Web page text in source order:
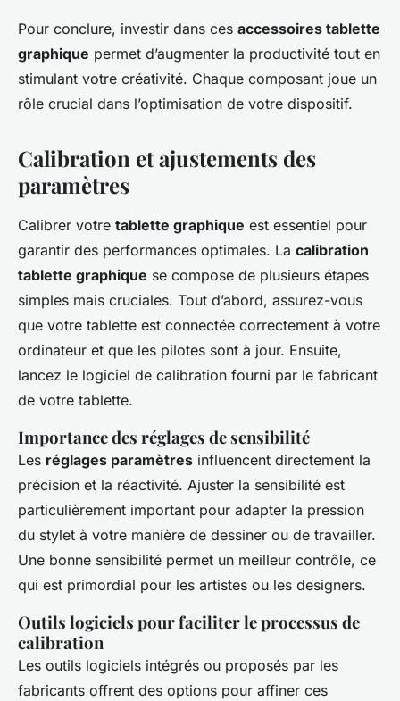
Pour conclure, investir dans ces accessoires tablette
graphique permet d’augmenter la productivité tout en
stimulant votre créativité. Chaque composant joue un
rôle crucial dans l’optimisation de votre dispositif.
Calibration et ajustements des
paramètres
Calibrer votre tablette graphique est essentiel pour
garantir des performances optimales. La calibration
tablette graphique se compose de plusieurs étapes
simples mais cruciales. Tout d’abord, assurez-vous
que votre tablette est connectée correctement à votre
ordinateur et que les pilotes sont à jour. Ensuite,
lancez le logiciel de calibration fourni par le fabricant
de votre tablette.
Importance des réglages de sensibilité
Les réglages paramètres influencent directement la
précision et la réactivité. Ajuster la sensibilité est
particulièrement important pour adapter la pression
du stylet à votre manière de dessiner ou de travailler.
Une bonne sensibilité permet un meilleur contrôle, ce
qui est primordial pour les artistes ou les designers.
Outils logiciels pour faciliter le processus de
calibration
Les outils logiciels intégrés ou proposés par les
fabricants offrent des options pour affiner ces